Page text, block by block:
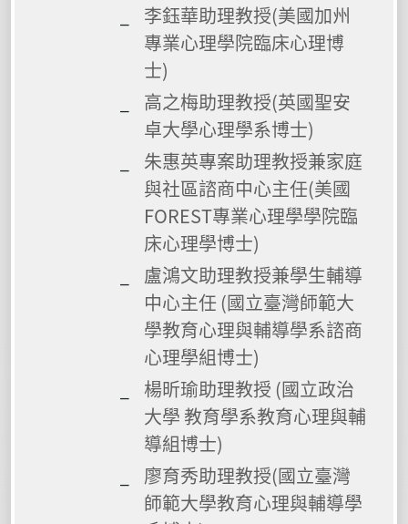
李鈺華助理教授(美國加州
專業心理學院臨床心理博
士)
高之梅助理教授(英國聖安
卓大學心理學系博士)
朱惠英專案助理教授兼家庭
與社區諮商中心主任(美國
FOREST專業心理學學院臨
床心理學博士)
盧鴻文助理教授兼學生輔導
中心主任 (國立臺灣師範大
學教育心理與輔導學系諮商
心理學組博士)
楊昕瑜助理教授 (國立政治
大學 教育學系教育心理與輔
導組博士)
廖育秀助理教授(國立臺灣
師範大學教育心理與輔導學